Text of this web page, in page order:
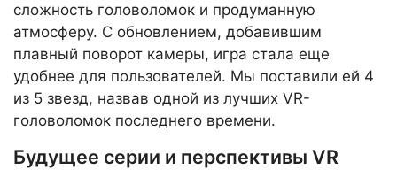
сложность головоломок и продуманную
атмосферу. С обновлением, добавившим
плавный поворот камеры, игра стала еще
удобнее для пользователей. Мы поставили ей 4
из 5 звезд, назвав одной из лучших VR-
головоломок последнего времени.
Будущее серии и перспективы VR